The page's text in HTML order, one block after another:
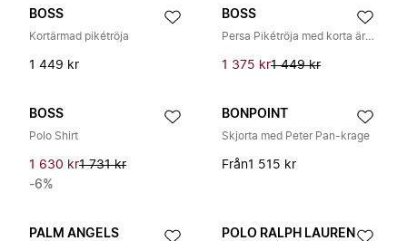
BOSS
Kortärmad pikétröja
1 449 kr
BOSS
Persa Pikétröja med korta ärmar
1 375 kr1 449 kr
BOSS
Polo Shirt
1 630 kr1 731 kr
-6%
BONPOINT
Skjorta med Peter Pan-krage
Från1 515 kr
PALM ANGELS POLO RALPH LAUREN